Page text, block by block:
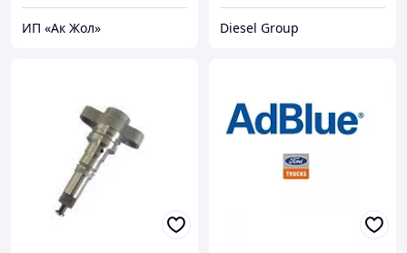
ИП «Ак Жол» Diesel Group